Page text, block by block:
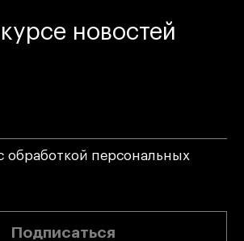
новостей
обработкой персональных
Подписаться